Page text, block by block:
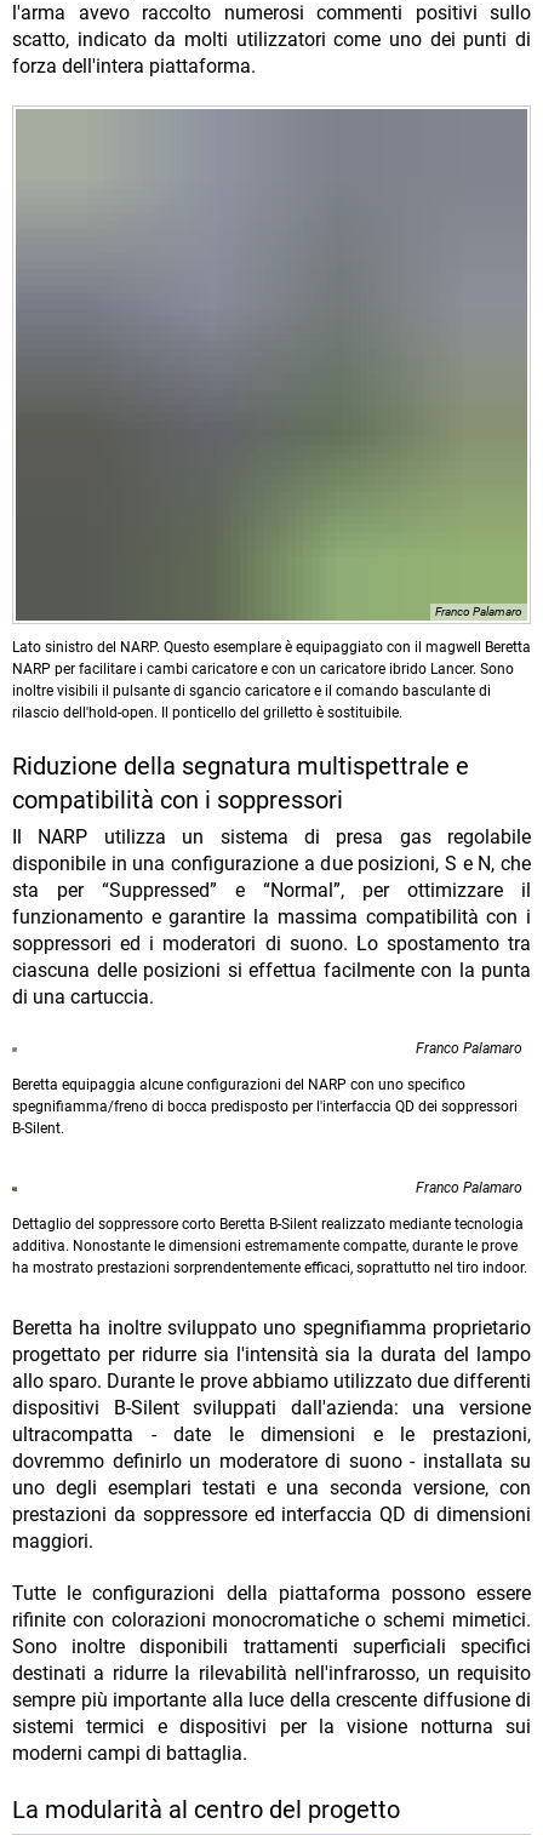
l'arma avevo raccolto numerosi commenti positivi sullo
scatto, indicato da molti utilizzatori come uno dei punti di
forza dell'intera piattaforma.
Franco Palamaro
Lato sinistro del NARP. Questo esemplare è equipaggiato con il magwell Beretta
NARP per facilitare i cambi caricatore e con un caricatore ibrido Lancer. Sono
inoltre visibili il pulsante di sgancio caricatore e il comando basculante di
rilascio dell'hold-open. Il ponticello del grilletto è sostituibile.
Riduzione della segnatura multispettrale e
compatibilità con i soppressori
Il NARP utilizza un sistema di presa gas regolabile
disponibile in una configurazione a due posizioni, S e N, che
sta per “Suppressed” e “Normal”, per ottimizzare il
funzionamento e garantire la massima compatibilità con i
soppressori ed i moderatori di suono. Lo spostamento tra
ciascuna delle posizioni si effettua facilmente con la punta
di una cartuccia.
Franco Palamaro
Beretta equipaggia alcune configurazioni del NARP con uno specifico
spegnifiamma/freno di bocca predisposto per l'interfaccia QD dei soppressori
B-Silent.
Franco Palamaro
Dettaglio del soppressore corto Beretta B-Silent realizzato mediante tecnologia
additiva. Nonostante le dimensioni estremamente compatte, durante le prove
ha mostrato prestazioni sorprendentemente efficaci, soprattutto nel tiro indoor.
Beretta ha inoltre sviluppato uno spegnifiamma proprietario
progettato per ridurre sia l'intensità sia la durata del lampo
allo sparo. Durante le prove abbiamo utilizzato due differenti
dispositivi B-Silent sviluppati dall'azienda: una versione
ultracompatta - date le dimensioni e le prestazioni,
dovremmo definirlo un moderatore di suono - installata su
uno degli esemplari testati e una seconda versione, con
prestazioni da soppressore ed interfaccia QD di dimensioni
maggiori.
Tutte le configurazioni della piattaforma possono essere
rifinite con colorazioni monocromatiche o schemi mimetici.
Sono inoltre disponibili trattamenti superficiali specifici
destinati a ridurre la rilevabilità nell'infrarosso, un requisito
sempre più importante alla luce della crescente diffusione di
sistemi termici e dispositivi per la visione notturna sui
moderni campi di battaglia.
La modularità al centro del progetto